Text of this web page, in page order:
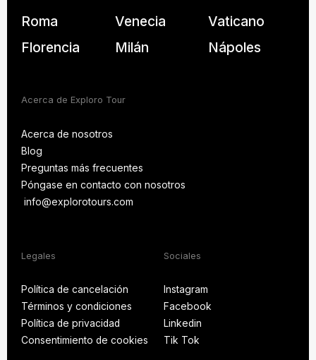
Roma Venecia
Vaticano
Florencia
Milán Nápoles
Acerca de Exploro Tour
Acerca de nosotros
Acerca de nosotros
Blog
Blog
Preguntas más frecuentes
PREGUNTAS MÁS
FRECUENTES
Póngase en contacto con nosotros
Póngase en contacto con nosotros
info@explorotours.com
Legales
Política de cancelación
Política de cancelación
Términos y condiciones
Términos y condiciones
Política de privacidad
Política de privacidad
Consentimiento de cookies
Sociales
Instagram
Instagram
Facebook
Facebook
Linkedin
Linkedin
Tik Tok